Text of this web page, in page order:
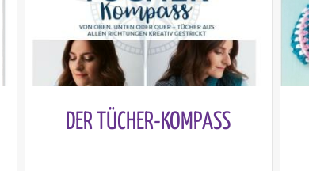
DER TÜCHER-KOMPASS